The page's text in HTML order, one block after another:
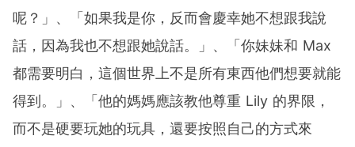
呢？」、「如果我是你，反而會慶幸她不想跟我說
話，因為我也不想跟她說話。」、「你妹妹和 Max
都需要明白，這個世界上不是所有東西他們想要就能
得到。」、「他的媽媽應該教他尊重 Lily 的界限，
而不是硬要玩她的玩具，還要按照自己的方式來